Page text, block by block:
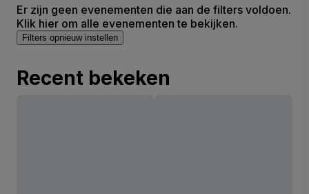
Er zijn geen evenementen die aan de filters voldoen.
Klik hier om alle evenementen te bekijken.
Filters opnieuw instellen
Recent bekeken